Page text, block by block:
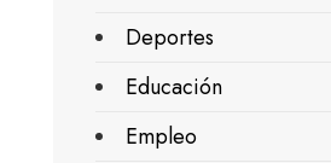
Deportes
Educación
Empleo